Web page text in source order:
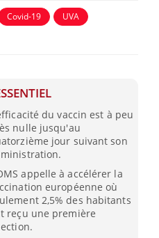
Covid-19
UVA
du vaccin est à peu
nulle jusqu'au
jour suivant son
appelle à accélérer la
européenne où
2,5% des habitants
reçu une première